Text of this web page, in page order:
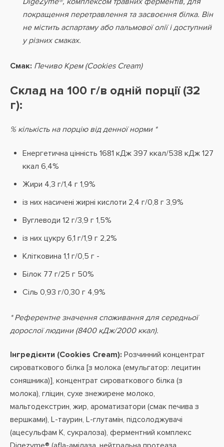
покращення перетравлення та засвоєння білка. Він
не містить аспартаму або пальмової олії і доступний
у різних смаках.
Смак: Печиво Крем (Cookies Cream)
Склад на 100 г/в одній порції (32
г):
% кількість на порцію від денної норми *
Енергетична цінність 1681 кДж 397 ккал/538 кДж 127
ккал 6,4%
Жири 4,3 г/1,4 г 1,9%
із них насичені жирні кислоти 2,4 г/0,8 г 3,9%
Вуглеводи 12 г/3,9 г 1,5%
із них цукру 6,1 г/1,9 г 2,2%
Клітковина 1,1 г/0,5 г -
Білок 77 г/25 г 50%
Сіль 0,93 г/0,30 г 4,9%
* Референтне значення споживання для середньої
дорослої людини (8400 кДж/2000 ккал).
Інгредієнти (Cookies Cream): Розчинний концентрат
сироваткового білка [з молока (емульгатор: лецитин
соняшника)], концентрат сироваткового білка (з
молока), гліцин, сухе знежирене молоко,
мальтодекстрин, жир, ароматизатори (смак печива з
вершками), L-таурин, L-глутамін, підсолоджувачі
(ацесульфам К, сукралоза), ферментний комплекс